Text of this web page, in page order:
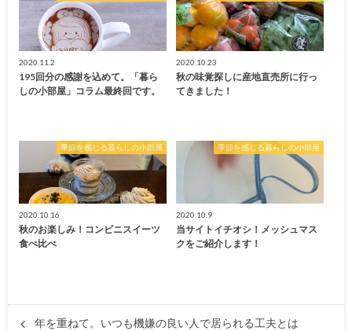
2020.11.2
195回分の感謝を込めて。「暮ら
しの小部屋」コラム最終回です。
2020.10.23
秋の味覚探しに産地直売所に行っ
てきました！
季節を感じる暮らしの小部屋
2020.10.16
秋のお楽しみ！コンビニスイーツ
食べ比べ
季節を感じる暮らしの小部屋
2020.10.9
当サイトイチオシ！メッシュマス
クをご紹介します！
年を重ねて。いつも機嫌の良い人で居られる工夫とは